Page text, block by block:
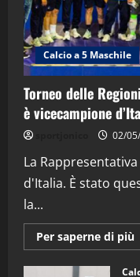
4
Calcio a 5 Maschile
Torneo delle
è vicecampione
02/
La
d'Italia. È stato
la...
Per saperne di più